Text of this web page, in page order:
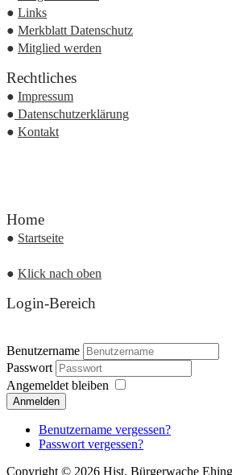
● Links
● Merkblatt Datenschutz
● Mitglied werden
Rechtliches
● Impressum
● Datenschutzerklärung
● Kontakt
Home
● Startseite
● Klick nach oben
Login-Bereich
Benutzername
Passwort
Angemeldet bleiben
Anmelden
Benutzername vergessen?
Passwort vergessen?
Copyright © 2026 Hist. Bürgerwache